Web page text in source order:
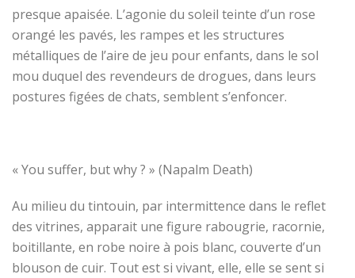
presque apaisée. L’agonie du soleil teinte d’un rose
orangé les pavés, les rampes et les structures
métalliques de l’aire de jeu pour enfants, dans le sol
mou duquel des revendeurs de drogues, dans leurs
postures figées de chats, semblent s’enfoncer.
« You suffer, but why ? » (Napalm Death)
Au milieu du tintouin, par intermittence dans le reflet
des vitrines, apparait une figure rabougrie, racornie,
boitillante, en robe noire à pois blanc, couverte d’un
blouson de cuir. Tout est si vivant, elle, elle se sent si